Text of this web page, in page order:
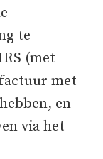
te
(met
met
en
via het